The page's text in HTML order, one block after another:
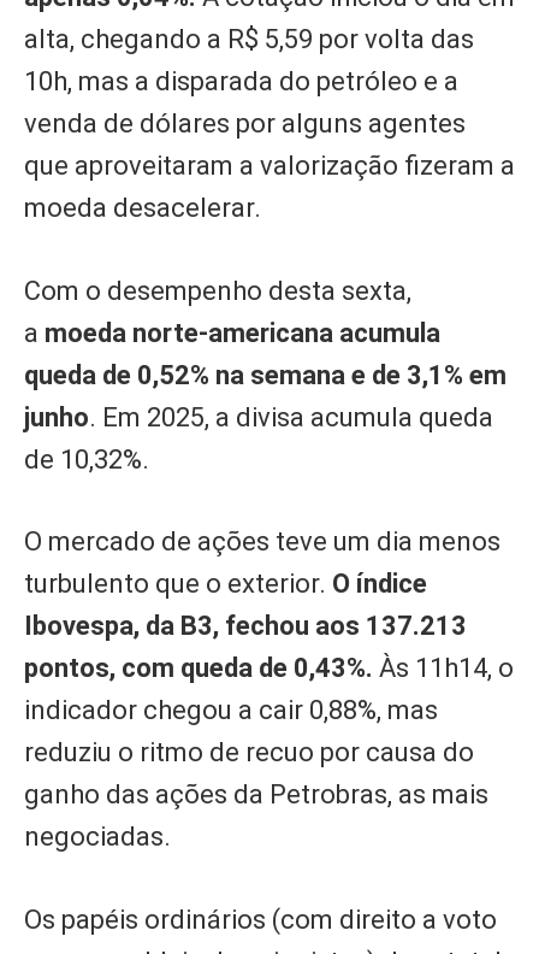
alta, chegando a R$ 5,59 por volta das
10h, mas a disparada do petróleo e a
venda de dólares por alguns agentes
que aproveitaram a valorização fizeram a
moeda desacelerar.
Com o desempenho desta sexta,
a moeda norte-americana acumula
queda de 0,52% na semana e de 3,1% em
junho. Em 2025, a divisa acumula queda
de 10,32%.
O mercado de ações teve um dia menos
turbulento que o exterior. O índice
Ibovespa, da B3, fechou aos 137.213
pontos, com queda de 0,43%. Às 11h14, o
indicador chegou a cair 0,88%, mas
reduziu o ritmo de recuo por causa do
ganho das ações da Petrobras, as mais
negociadas.
Os papéis ordinários (com direito a voto